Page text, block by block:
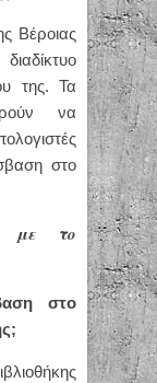
Βέροιας
της. Τα
να
στο
με το
στο